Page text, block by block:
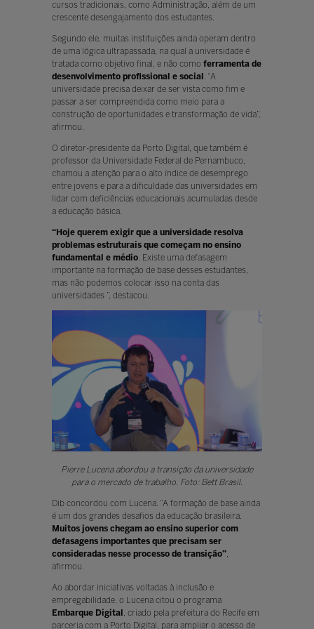
cursos tradicionais, como Administração, além de um
crescente desengajamento dos estudantes.
Segundo ele, muitas instituições ainda operam dentro
de uma lógica ultrapassada, na qual a universidade é
tratada como objetivo final, e não como ferramenta de
desenvolvimento profissional e social . “A
universidade precisa deixar de ser vista como fim e
passar a ser compreendida como meio para a
construção de oportunidades e transformação de vida”,
afirmou.
O diretor-presidente da Porto Digital, que também é
professor da Universidade Federal de Pernambuco,
chamou a atenção para o alto índice de desemprego
entre jovens e para a dificuldade das universidades em
lidar com deficiências educacionais acumuladas desde
a educação básica.
“Hoje querem exigir que a universidade resolva
problemas estruturais que começam no ensino
fundamental e médio. Existe uma defasagem
importante na formação de base desses estudantes,
mas não podemos colocar isso na conta das
universidades ”, destacou.
Pierre Lucena abordou a transição da universidade
para o mercado de trabalho. Foto: Bett Brasil.
Dib concordou com Lucena. “A formação de base ainda
é um dos grandes desafios da educação brasileira.
Muitos jovens chegam ao ensino superior com
defasagens importantes que precisam ser
consideradas nesse processo de transição”,
afirmou.
Ao abordar iniciativas voltadas à inclusão e
empregabilidade, o Lucena citou o programa
Embarque Digital, criado pela prefeitura do Recife em
parceria com a Porto Digital, para ampliar o acesso de